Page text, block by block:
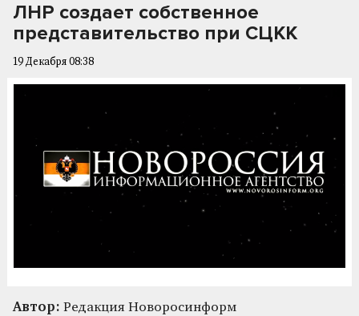
ЛНР создает собственное
представительство при СЦКК
19 Декабря 08:38
Автор: Редакция Новоросинформ